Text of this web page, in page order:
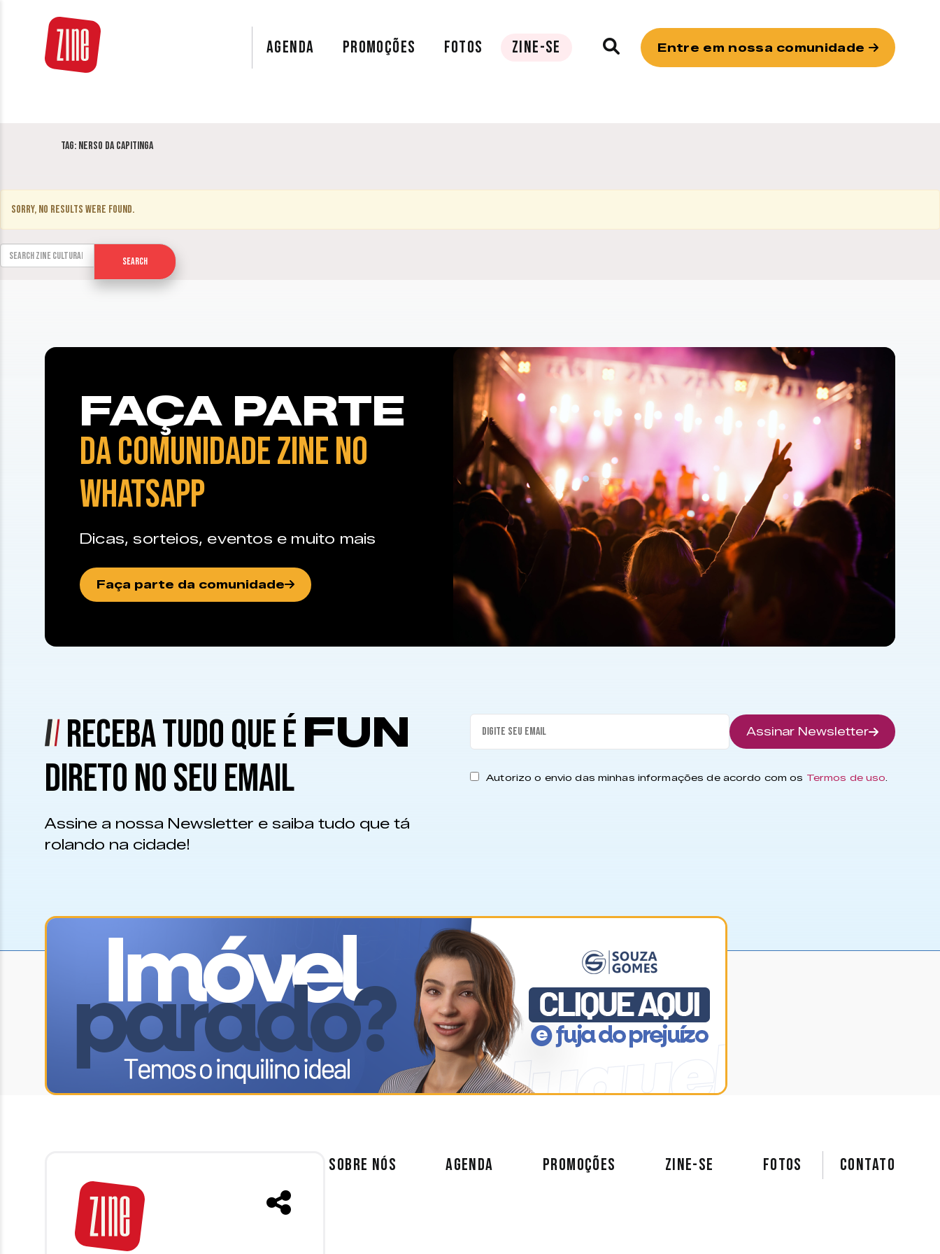
AGENDA PROMOÇÕES FOTOS ZINE-SE Entre em nossa comunidade
Tag: Nerso da Capitinga
Sorry, no results were found.
Search for:
Search
FAÇA PARTE
DA COMUNIDADE ZINE NO
WHATSAPP
Dicas, sorteios, eventos e muito mais
Faça parte da comunidade
RECEBA TUDO QUE ÉFUN
DIRETO NO SEU EMAIL
Assine a nossa Newsletter e saiba tudo que tá
rolando na cidade!
Assinar Newsletter
Autorizo o envio das minhas informações de acordo com os Termos de uso
SOBRE NÓS AGENDA PROMOÇÕES ZINE-SE FOTOS Contato